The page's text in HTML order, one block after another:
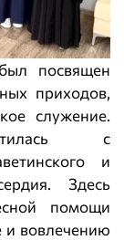
посвящен
приходов,
служение.
с
и
Здесь
помощи
вовлечению